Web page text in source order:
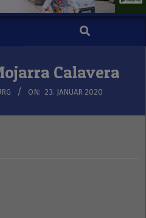
Search
Calavera
ON: 23. JANUAR 2020